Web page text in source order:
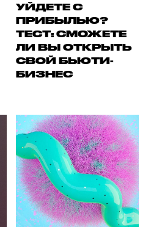
УЙДЕТЕ С
ПРИБЫЛЬЮ?
ТЕСТ: СМОЖЕТЕ
ЛИ ВЫ ОТКРЫТЬ
СВОЙ БЬЮТИ-
БИЗНЕС